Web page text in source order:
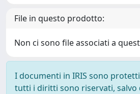
File in questo prodotto:
Non ci sono file associati a
I documenti in IRIS sono
tutti i diritti sono riservati, salvo